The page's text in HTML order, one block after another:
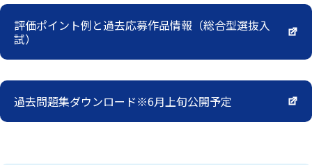
評価ポイント例と過去応募作品情報（総合型選抜入
試）
過去問題集ダウンロード※6月上旬公開予定